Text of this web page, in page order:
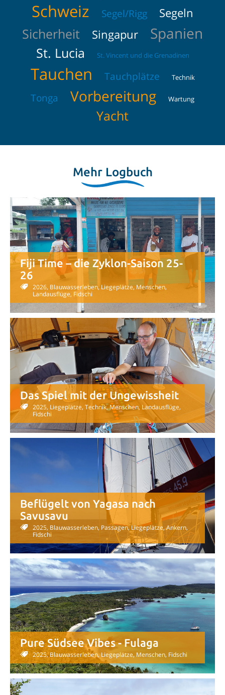
Schweiz Segel/Rigg Segeln
Sicherheit Singapur Spanien
St. Lucia St. Vincent und die Grenadinen
Tauchen Tauchplätze Technik
Tonga Vorbereitung Wartung
Yacht
Mehr Logbuch
Fiji Time – die Zyklon-Saison 25-
26
2026, Blauwasserleben, Liegeplätze, Menschen,
Landausflüge, Fidschi
Das Spiel mit der Ungewissheit
2025, Liegeplätze, Technik, Menschen, Landausflüge,
Fidschi
Beflügelt von Yagasa nach
Savusavu
2025, Blauwasserleben, Passagen, Liegeplätze, Ankern,
Fidschi
Pure Südsee Vibes - Fulaga
2025, Blauwasserleben, Liegeplätze, Menschen, Fidschi